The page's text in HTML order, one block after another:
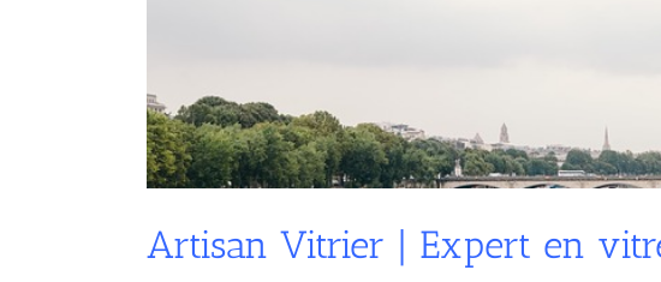
Artisan Vitrier | Expert en